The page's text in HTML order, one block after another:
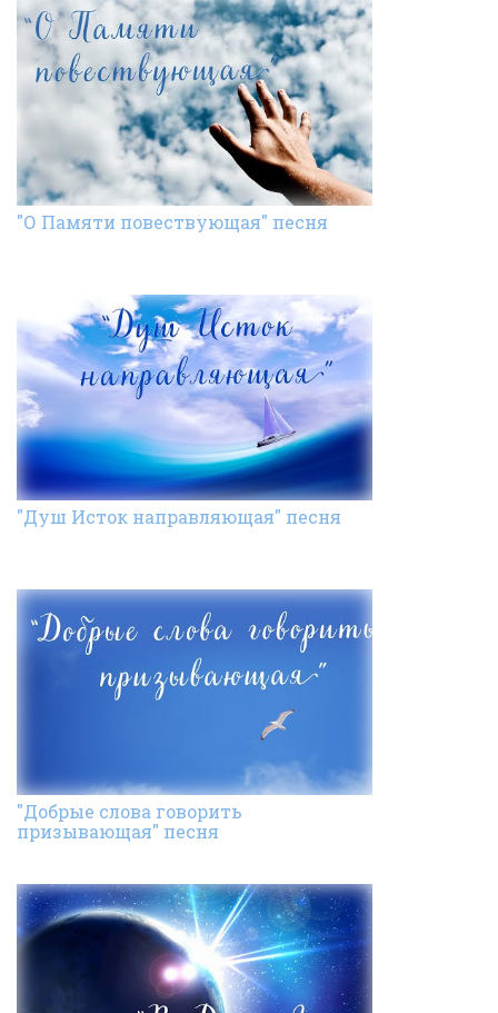
"О Памяти повествующая" песня
"Душ Исток направляющая" песня
"Добрые слова говорить
призывающая" песня